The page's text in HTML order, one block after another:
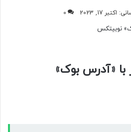
17, 2023
0
با «آدرس بوک»